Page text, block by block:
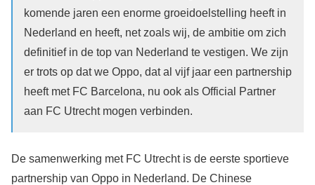
komende jaren een enorme groeidoelstelling heeft in
Nederland en heeft, net zoals wij, de ambitie om zich
definitief in de top van Nederland te vestigen. We zijn
er trots op dat we Oppo, dat al vijf jaar een partnership
heeft met FC Barcelona, nu ook als Official Partner
aan FC Utrecht mogen verbinden.
De samenwerking met FC Utrecht is de eerste sportieve
partnership van Oppo in Nederland. De Chinese